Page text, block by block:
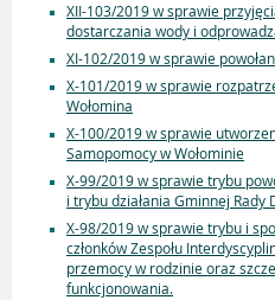
XII-103/2019 w sprawie
dostarczania wody i
XI-102/2019 w sprawie
X-101/2019 w sprawie
Wołomina
X-100/2019 w sprawie
Samopomocy w Wołominie
X-99/2019 w sprawie trybu
i trybu działania Gminnej Rady
X-98/2019 w sprawie trybu i
członków Zespołu
przemocy w rodzinie oraz
funkcjonowania.